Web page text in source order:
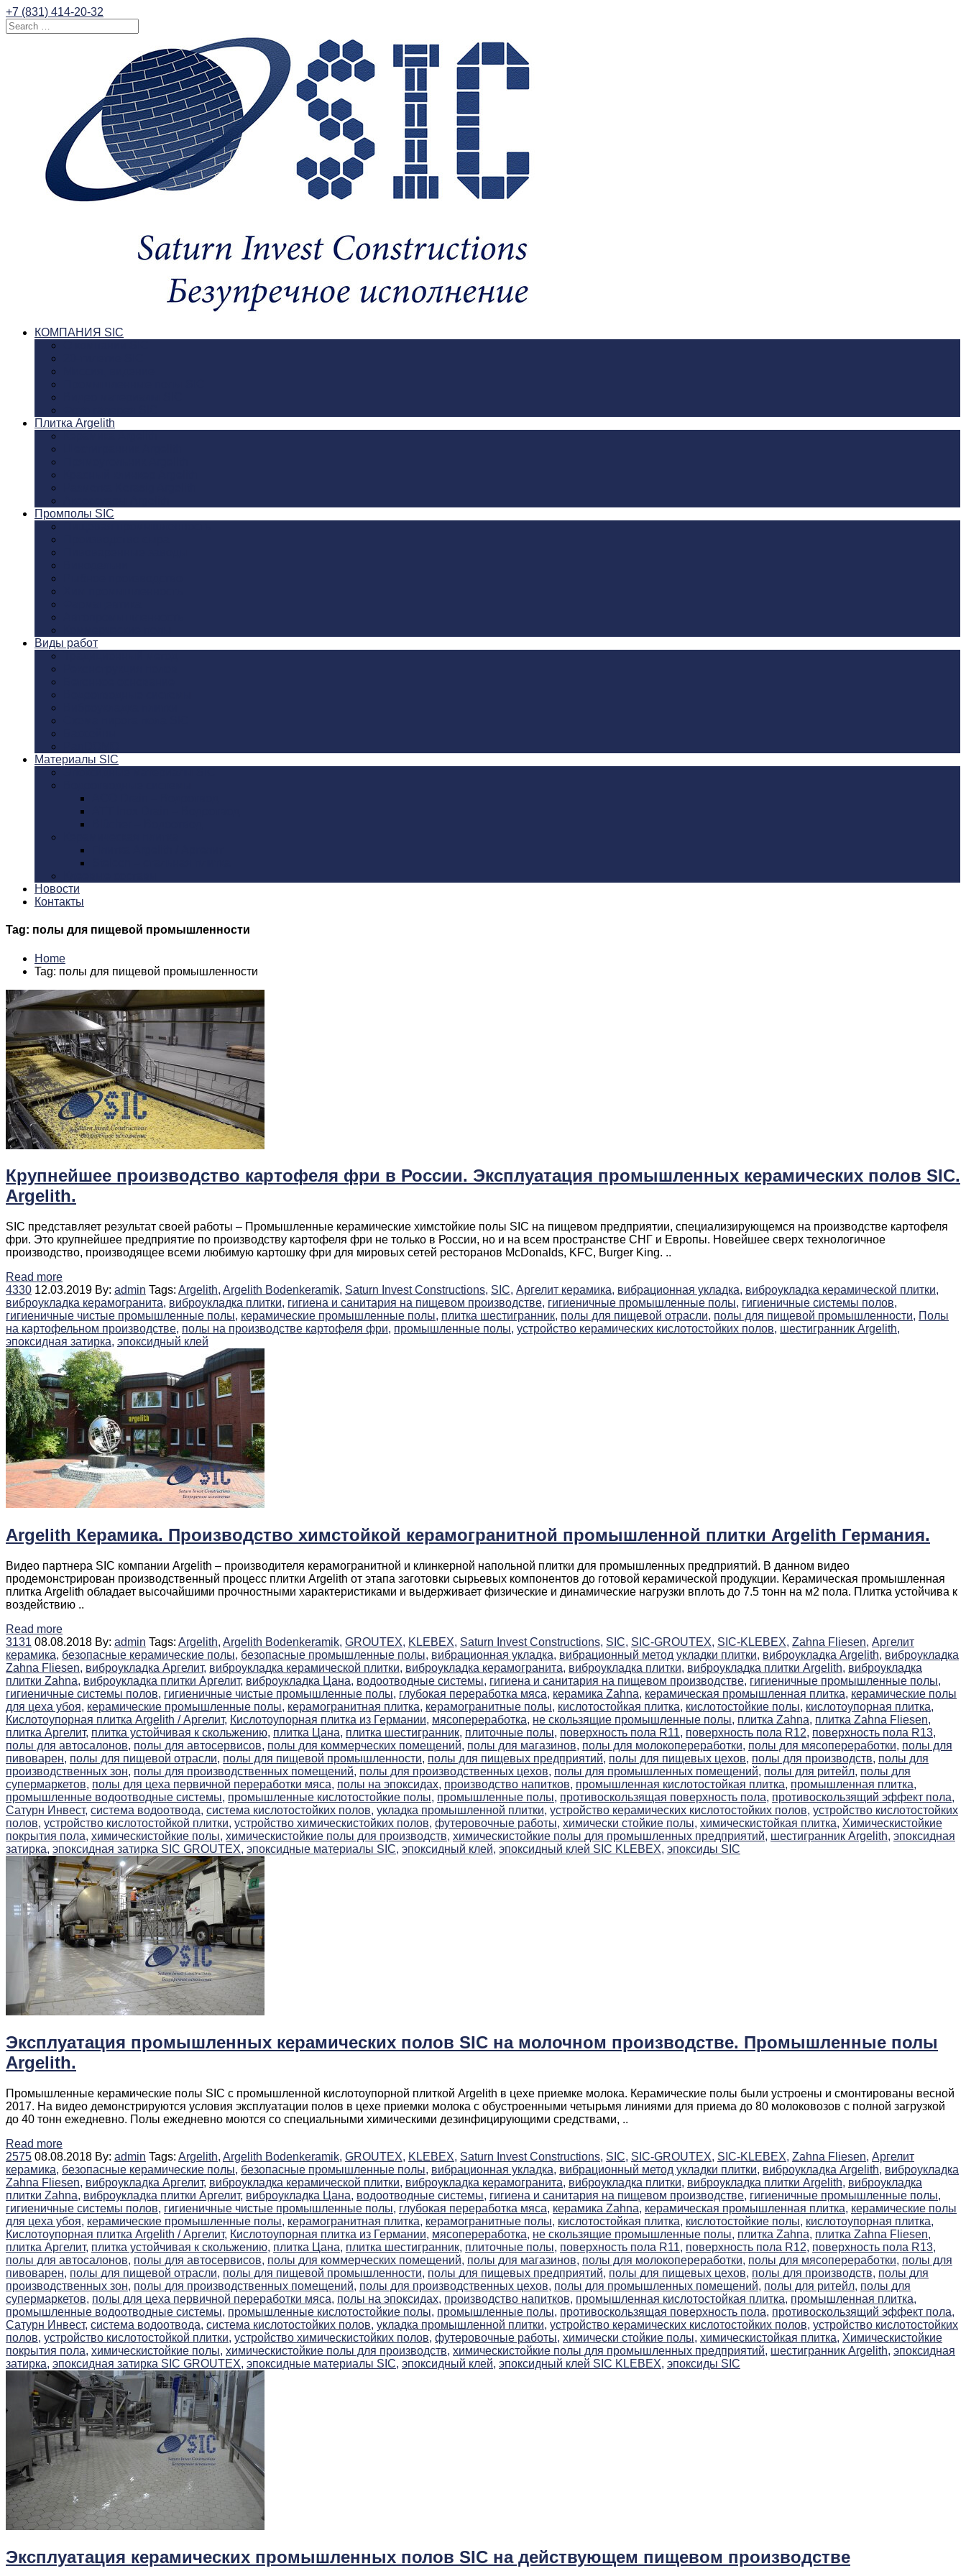
+7 (831) 414-20-32
КОМПАНИЯ SIC
Плитка Argelith
Промполы SIC
Виды работ
Материалы SIC
Новости
Контакты
Tag: полы для пищевой промышленности
Home
Tag: полы для пищевой промышленности
Крупнейшее производство картофеля фри в России. Эксплуатация промышленных керамических полов SIC.
Argelith.
SIC представляет результат своей работы – Промышленные керамические химстойкие полы SIC на пищевом предприятии, специализирующемся на производстве картофеля
фри. Это крупнейшее предприятие по производству картофеля фри не только в России, но и на всем пространстве СНГ и Европы. Новейшее сверх технологичное
производство, производящее всеми любимую картошку фри для мировых сетей ресторанов McDonalds, KFC, Burger King. ..
Read more
4330 12.03.2019 By: admin Tags: Argelith, Argelith Bodenkeramik, Saturn Invest Constructions, SIC, Аргелит керамика, вибрационная укладка, виброукладка керамической плитки,
виброукладка керамогранита, виброукладка плитки, гигиена и санитария на пищевом производстве, гигиеничные промышленные полы, гигиеничные системы полов,
гигиеничные чистые промышленные полы, керамические промышленные полы, плитка шестигранник, полы для пищевой отрасли, полы для пищевой промышленности, Полы
на картофельном производстве, полы на производстве картофеля фри, промышленные полы, устройство керамических кислотостойких полов, шестигранник Argelith,
эпоксидная затирка, эпоксидный клей
Argelith Керамика. Производство химстойкой керамогранитной промышленной плитки Argelith Германия.
Видео партнера SIC компании Argelith – производителя керамогранитной и клинкерной напольной плитки для промышленных предприятий. В данном видео
продемонстрирован производственный процесс плитки Argelith от этапа заготовки сырьевых компонентов до готовой керамической продукции. Керамическая промышленная
плитка Argelith обладает высочайшими прочностными характеристиками и выдерживает физические и динамические нагрузки вплоть до 7.5 тонн на м2 пола. Плитка устойчива к
воздействию ..
Read more
3131 08.08.2018 By: admin Tags: Argelith, Argelith Bodenkeramik, GROUTEX, KLEBEX, Saturn Invest Constructions, SIC, SIC-GROUTEX, SIC-KLEBEX, Zahna Fliesen, Аргелит
керамика, безопасные керамические полы, безопасные промышленные полы, вибрационная укладка, вибрационный метод укладки плитки, виброукладка Argelith, виброукладка
Zahna Fliesen, виброукладка Аргелит, виброукладка керамической плитки, виброукладка керамогранита, виброукладка плитки, виброукладка плитки Argelith, виброукладка
плитки Zahna, виброукладка плитки Аргелит, виброукладка Цана, водоотводные системы, гигиена и санитария на пищевом производстве, гигиеничные промышленные полы,
гигиеничные системы полов, гигиеничные чистые промышленные полы, глубокая переработка мяса, керамика Zahna, керамическая промышленная плитка, керамические полы
для цеха убоя, керамические промышленные полы, керамогранитная плитка, керамогранитные полы, кислотостойкая плитка, кислотостойкие полы, кислотоупорная плитка,
Кислотоупорная плитка Argelith / Аргелит, Кислотоупорная плитка из Германии, мясопереработка, не скользящие промышленные полы, плитка Zahna, плитка Zahna Fliesen,
плитка Аргелит, плитка устойчивая к скольжению, плитка Цана, плитка шестигранник, плиточные полы, поверхность пола R11, поверхность пола R12, поверхность пола R13,
полы для автосалонов, полы для автосервисов, полы для коммерческих помещений, полы для магазинов, полы для молокопереработки, полы для мясопереработки, полы для
пивоварен, полы для пищевой отрасли, полы для пищевой промышленности, полы для пищевых предприятий, полы для пищевых цехов, полы для производств, полы для
производственных зон, полы для производственных помещений, полы для производственных цехов, полы для промышленных помещений, полы для ритейл, полы для
супермаркетов, полы для цеха первичной переработки мяса, полы на эпоксидах, производство напитков, промышленная кислотостойкая плитка, промышленная плитка,
промышленные водоотводные системы, промышленные кислотостойкие полы, промышленные полы, противоскользящая поверхность пола, противоскользящий эффект пола,
Сатурн Инвест, система водоотвода, система кислотостойких полов, укладка промышленной плитки, устройство керамических кислотостойких полов, устройство кислотостойких
полов, устройство кислотостойкой плитки, устройство химическистойких полов, футеровочные работы, химически стойкие полы, химическистойкая плитка, Химическистойкие
покрытия пола, химическистойкие полы, химическистойкие полы для производств, химическистойкие полы для промышленных предприятий, шестигранник Argelith, эпоксидная
затирка, эпоксидная затирка SIC GROUTEX, эпоксидные материалы SIC, эпоксидный клей, эпоксидный клей SIC KLEBEX, эпоксиды SIC
Эксплуатация промышленных керамических полов SIC на молочном производстве. Промышленные полы
Argelith.
Промышленные керамические полы SIC c промышленной кислотоупорной плиткой Argelith в цехе приемке молока. Керамические полы были устроены и смонтированы весной
2017. На видео демонстрируются условия эксплуатации полов в цехе приемки молока с обустроенными четырьмя линиями для приема до 80 молоковозов с полной загрузкой
до 40 тонн ежедневно. Полы ежедневно моются со специальными химическими дезинфицирующими средствами, ..
Read more
2575 08.08.2018 By: admin Tags: Argelith, Argelith Bodenkeramik, GROUTEX, KLEBEX, Saturn Invest Constructions, SIC, SIC-GROUTEX, SIC-KLEBEX, Zahna Fliesen, Аргелит
керамика, безопасные керамические полы, безопасные промышленные полы, вибрационная укладка, вибрационный метод укладки плитки, виброукладка Argelith, виброукладка
Zahna Fliesen, виброукладка Аргелит, виброукладка керамической плитки, виброукладка керамогранита, виброукладка плитки, виброукладка плитки Argelith, виброукладка
плитки Zahna, виброукладка плитки Аргелит, виброукладка Цана, водоотводные системы, гигиена и санитария на пищевом производстве, гигиеничные промышленные полы,
гигиеничные системы полов, гигиеничные чистые промышленные полы, глубокая переработка мяса, керамика Zahna, керамическая промышленная плитка, керамические полы
для цеха убоя, керамические промышленные полы, керамогранитная плитка, керамогранитные полы, кислотостойкая плитка, кислотостойкие полы, кислотоупорная плитка,
Кислотоупорная плитка Argelith / Аргелит, Кислотоупорная плитка из Германии, мясопереработка, не скользящие промышленные полы, плитка Zahna, плитка Zahna Fliesen,
плитка Аргелит, плитка устойчивая к скольжению, плитка Цана, плитка шестигранник, плиточные полы, поверхность пола R11, поверхность пола R12, поверхность пола R13,
полы для автосалонов, полы для автосервисов, полы для коммерческих помещений, полы для магазинов, полы для молокопереработки, полы для мясопереработки, полы для
пивоварен, полы для пищевой отрасли, полы для пищевой промышленности, полы для пищевых предприятий, полы для пищевых цехов, полы для производств, полы для
производственных зон, полы для производственных помещений, полы для производственных цехов, полы для промышленных помещений, полы для ритейл, полы для
супермаркетов, полы для цеха первичной переработки мяса, полы на эпоксидах, производство напитков, промышленная кислотостойкая плитка, промышленная плитка,
промышленные водоотводные системы, промышленные кислотостойкие полы, промышленные полы, противоскользящая поверхность пола, противоскользящий эффект пола,
Сатурн Инвест, система водоотвода, система кислотостойких полов, укладка промышленной плитки, устройство керамических кислотостойких полов, устройство кислотостойких
полов, устройство кислотостойкой плитки, устройство химическистойких полов, футеровочные работы, химически стойкие полы, химическистойкая плитка, Химическистойкие
покрытия пола, химическистойкие полы, химическистойкие полы для производств, химическистойкие полы для промышленных предприятий, шестигранник Argelith, эпоксидная
затирка, эпоксидная затирка SIC GROUTEX, эпоксидные материалы SIC, эпоксидный клей, эпоксидный клей SIC KLEBEX, эпоксиды SIC
Эксплуатация керамических промышленных полов SIC на действующем пищевом производстве